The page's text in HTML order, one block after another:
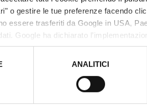
o gestire le tue preferenze facendo clic
essere trasferiti da Google in USA,
Google ha dichiarato
essere sufficienti.
ANALITICI